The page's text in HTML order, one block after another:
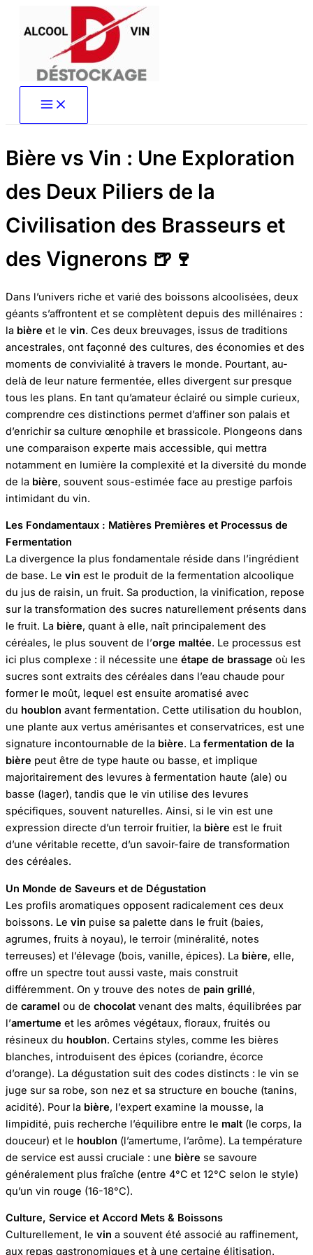
Bière vs Vin : Une Exploration
des Deux Piliers de la
Civilisation des Brasseurs et
des Vignerons 🍺🍷
Dans l’univers riche et varié des boissons alcoolisées, deux
géants s’affrontent et se complètent depuis des millénaires :
la bière et le vin. Ces deux breuvages, issus de traditions
ancestrales, ont façonné des cultures, des économies et des
moments de convivialité à travers le monde. Pourtant, au-
delà de leur nature fermentée, elles divergent sur presque
tous les plans. En tant qu’amateur éclairé ou simple curieux,
comprendre ces distinctions permet d’affiner son palais et
d’enrichir sa culture œnophile et brassicole. Plongeons dans
une comparaison experte mais accessible, qui mettra
notamment en lumière la complexité et la diversité du monde
de la bière, souvent sous-estimée face au prestige parfois
intimidant du vin.
Les Fondamentaux : Matières Premières et Processus de
Fermentation
La divergence la plus fondamentale réside dans l’ingrédient
de base. Le vin est le produit de la fermentation alcoolique
du jus de raisin, un fruit. Sa production, la vinification, repose
sur la transformation des sucres naturellement présents dans
le fruit. La bière, quant à elle, naît principalement des
céréales, le plus souvent de l’orge maltée. Le processus est
ici plus complexe : il nécessite une étape de brassage où les
sucres sont extraits des céréales dans l’eau chaude pour
former le moût, lequel est ensuite aromatisé avec
du houblon avant fermentation. Cette utilisation du houblon,
une plante aux vertus amérisantes et conservatrices, est une
signature incontournable de la bière. La fermentation de la
bière peut être de type haute ou basse, et implique
majoritairement des levures à fermentation haute (ale) ou
basse (lager), tandis que le vin utilise des levures
spécifiques, souvent naturelles. Ainsi, si le vin est une
expression directe d’un terroir fruitier, la bière est le fruit
d’une véritable recette, d’un savoir-faire de transformation
des céréales.
Un Monde de Saveurs et de Dégustation
Les profils aromatiques opposent radicalement ces deux
boissons. Le vin puise sa palette dans le fruit (baies,
agrumes, fruits à noyau), le terroir (minéralité, notes
terreuses) et l’élevage (bois, vanille, épices). La bière, elle,
offre un spectre tout aussi vaste, mais construit
différemment. On y trouve des notes de pain grillé,
de caramel ou de chocolat venant des malts, équilibrées par
l’amertume et les arômes végétaux, floraux, fruités ou
résineux du houblon. Certains styles, comme les bières
blanches, introduisent des épices (coriandre, écorce
d’orange). La dégustation suit des codes distincts : le vin se
juge sur sa robe, son nez et sa structure en bouche (tanins,
acidité). Pour la bière, l’expert examine la mousse, la
limpidité, puis recherche l’équilibre entre le malt (le corps, la
douceur) et le houblon (l’amertume, l’arôme). La température
de service est aussi cruciale : une bière se savoure
généralement plus fraîche (entre 4°C et 12°C selon le style)
qu’un vin rouge (16-18°C).
Culture, Service et Accord Mets & Boissons
Culturellement, le vin a souvent été associé au raffinement,
aux repas gastronomiques et à une certaine élitisation.